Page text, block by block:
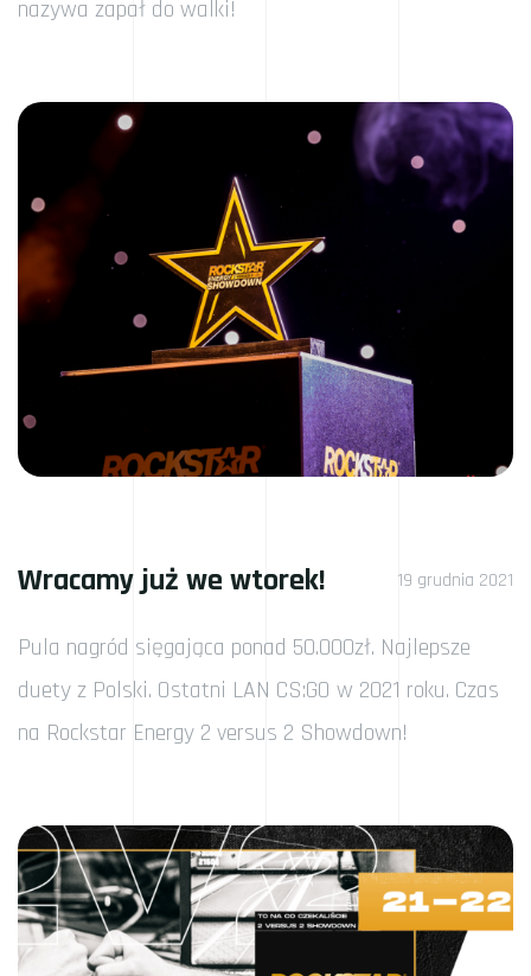
nazywa zapał do walki!
Wracamy już we wtorek! 19 grudnia 2021
Pula nagród sięgająca ponad 50.000zł. Najlepsze
duety z Polski. Ostatni LAN CS:GO w 2021 roku. Czas
na Rockstar Energy 2 versus 2 Showdown!